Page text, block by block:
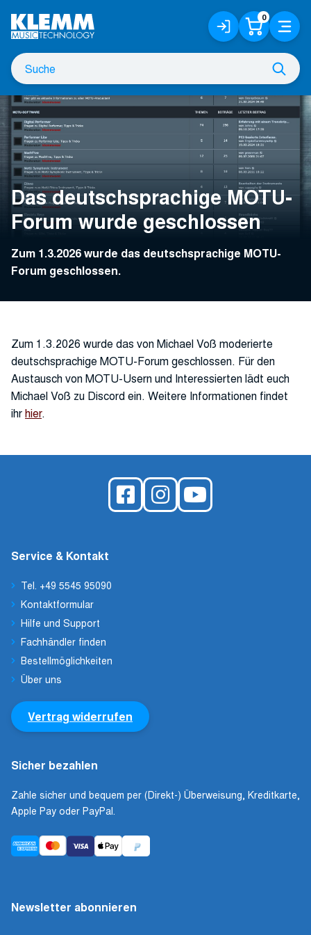
Hauptinhalt
Suche
nach
Anmelden
/
Registrieren
0 Menü
Das deutschsprachige MOTU-
Forum wurde geschlossen
Zum 1.3.2026 wurde das deutschsprachige MOTU-
Forum geschlossen.
Zum 1.3.2026 wurde das von Michael Voß moderierte
deutschsprachige MOTU-Forum geschlossen. Für den
Austausch von MOTU-Usern und Interessierten lädt euch
Michael Voß zu Discord ein. Weitere Informationen findet
ihrhier.
Service & Kontakt
Tel. +49 5545 95090
Kontaktformular
Hilfe und Support
Fachhändler finden
Bestellmöglichkeiten
Über uns
Vertrag widerrufen
Sicher bezahlen
Zahle sicher und bequem per (Direkt-) Überweisung, Kreditkarte,
Apple Pay oder PayPal.
Newsletter abonnieren